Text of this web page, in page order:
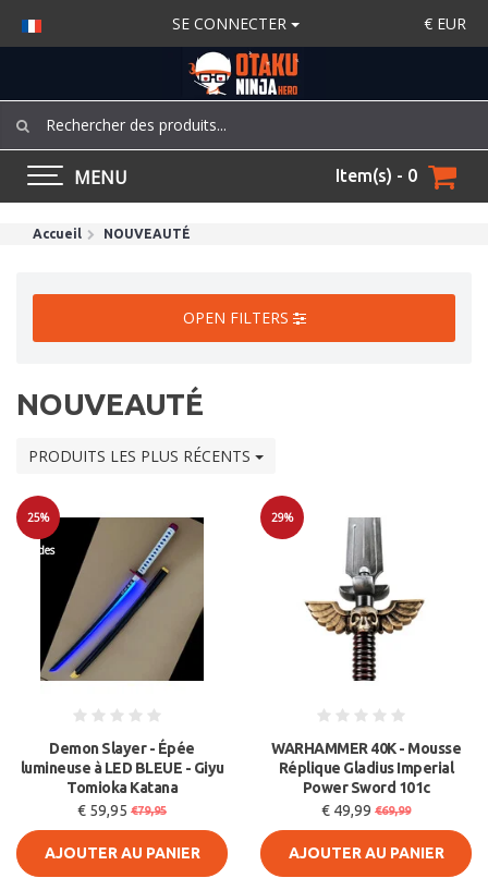
SE CONNECTER € EUR
MENU Item(s) - 0
Accueil NOUVEAUTÉ
OPEN FILTERS
NOUVEAUTÉ
PRODUITS LES PLUS RÉCENTS
25%
Soldes
Demon Slayer - Épée
lumineuse à LED BLEUE - Giyu
Tomioka Katana
€ 59,95 €79,95
AJOUTER AU PANIER
29%
WARHAMMER 40K - Mousse
Réplique Gladius Imperial
Power Sword 101c
€ 49,99 €69,99
AJOUTER AU PANIER